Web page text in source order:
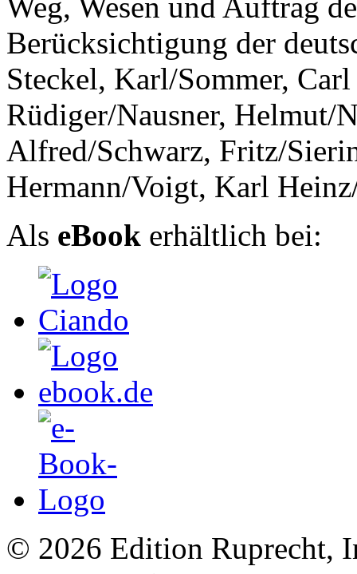
Weg, Wesen und Auftrag
Berücksichtigung der
Steckel, Karl/Sommer,
Rüdiger/Nausner, Helmut/
Alfred/Schwarz, Fritz/
Hermann/Voigt, Karl
Als eBook erhältlich bei:
© 2026 Edition Ruprecht,